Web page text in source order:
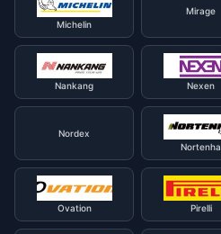
Michelin
Mirage
Nankang Nexen
Nordex
Nortenha
Ovation Pirelli